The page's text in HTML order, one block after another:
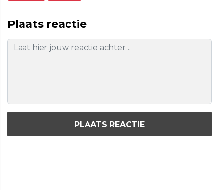
Plaats reactie
PLAATS REACTIE